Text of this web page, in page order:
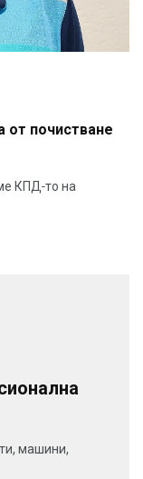
от почистване
КПД-то на
машини,